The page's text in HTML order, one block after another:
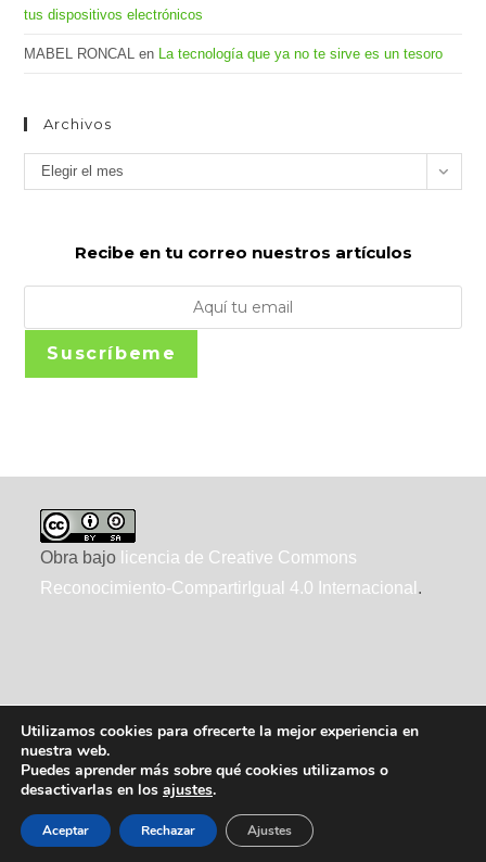
tus dispositivos electrónicos
MABEL RONCAL en La tecnología que ya no te sirve es un tesoro
Archivos
Archivos
Elegir el mes
Recibe en tu correo nuestros artículos
Suscríbeme
Obra bajo licencia de Creative Commons
Reconocimiento-CompartirIgual 4.0 Internacional .
2010-2026 ecointeligencia, realizado por
WordPress
Utilizamos cookies para ofrecerte la mejor experiencia en
nuestra web.
Puedes aprender más sobre qué cookies utilizamos o
desactivarlas en los ajustes.
Aceptar Rechazar Ajustes